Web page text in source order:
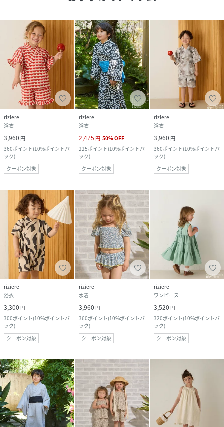
riziere
浴衣
3,960 円
360ポイント(10%ポイントバ
ック)
クーポン対象
riziere
浴衣
2,475 円 50%OFF
225ポイント(10%ポイントバ
ック)
クーポン対象
riziere
浴衣
3,960 円
360ポイント(10%ポイントバ
ック)
クーポン対象
riziere
浴衣
3,300 円
300ポイント(10%ポイントバ
ック)
クーポン対象
riziere
水着
3,960 円
360ポイント(10%ポイントバ
ック)
クーポン対象
riziere
ワンピース
3,520 円
320ポイント(10%ポイントバ
ック)
クーポン対象